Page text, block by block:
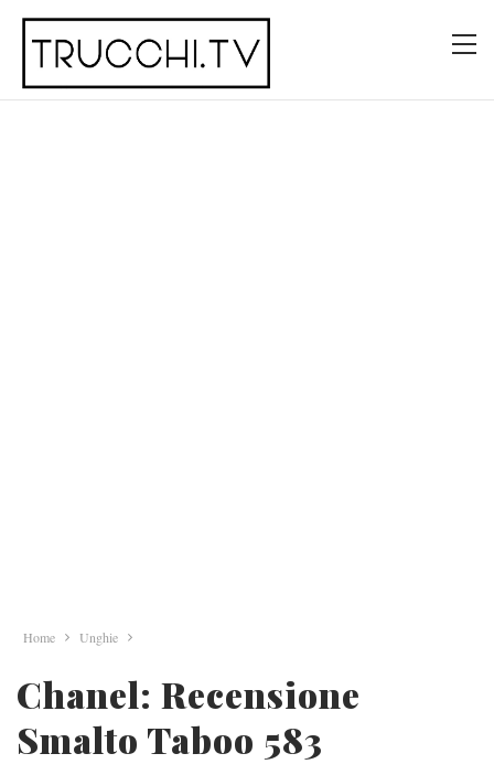
Home Unghie
Chanel: Recensione
Smalto Taboo 583